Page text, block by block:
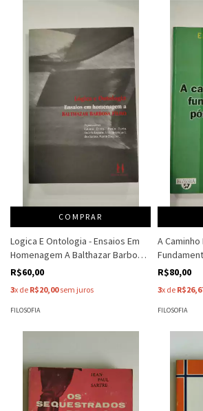
COMPRAR
Logica E Ontologia - Ensaios Em
Homenagem A Balthazar Barbosa
Filho - Org. Fatima Evora, Paulo
R$60,00
3x de R$20,00sem juros
FILOSOFIA
A Caminho
Ernildo Stein
R$80,00
3x de
FILOSOFIA